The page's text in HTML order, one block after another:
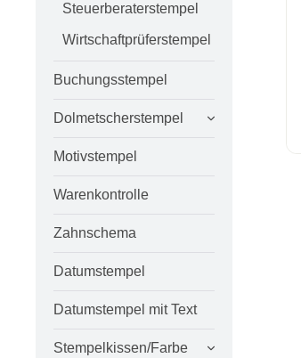
Steuerberaterstempel
Wirtschaftprüferstempel
Buchungsstempel
Dolmetscherstempel
Motivstempel
Warenkontrolle
Zahnschema
Datumstempel
Datumstempel mit Text
Stempelkissen/Farbe